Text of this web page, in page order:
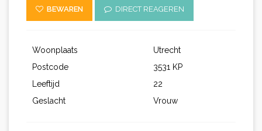
BEWAREN DIRECT REAGEREN
Woonplaats
Utrecht
Postcode
3531 KP
Leeftijd
22
Geslacht
Vrouw